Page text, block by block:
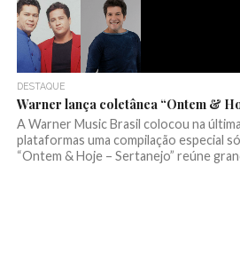
DESTAQUE
Warner lança coletânea “Ontem &
A Warner Music Brasil colocou na
plataformas uma compilação especial
“Ontem & Hoje – Sertanejo” reúne